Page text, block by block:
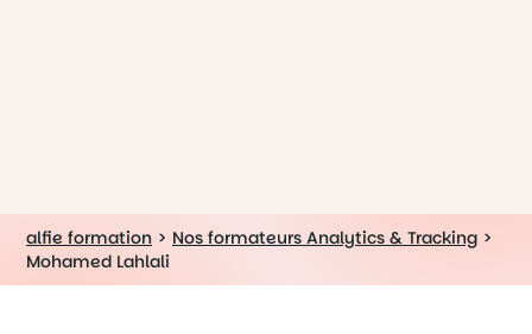
alfie formation > Nos formateurs Analytics & Tracking >
Mohamed Lahlali